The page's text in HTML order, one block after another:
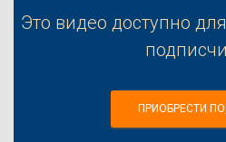
Это видео доступно
ПРИОБРЕСТИ